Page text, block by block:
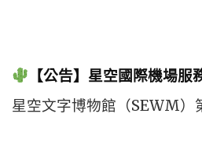
【公告】星空國際機場服
星空文字博物館（SEWM）